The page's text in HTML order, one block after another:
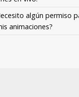
algún permiso
animaciones?